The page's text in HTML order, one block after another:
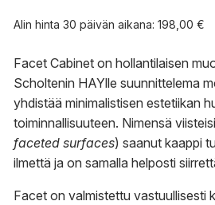
Alin hinta 30 päivän aikana: 198,00 €
Facet Cabinet on hollantilaisen
Scholtenin HAYlle suunnittelema
yhdistää minimalistisen estetiikan
toiminnallisuuteen. Nimensä
faceted surfaces) saanut kaappi
ilmettä ja on samalla helposti
Facet on valmistettu vastuullisesti